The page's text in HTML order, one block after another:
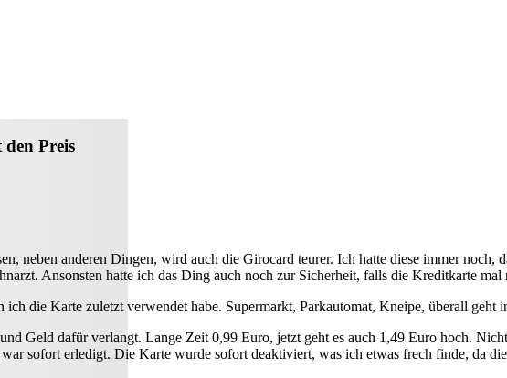
Preis
neben anderen Dingen, wird auch die Girocard teurer. Ich hatte diese immer
Ansonsten hatte ich das Ding auch noch zur Sicherheit, falls die Kreditkarte
die Karte zuletzt verwendet habe. Supermarkt, Parkautomat, Kneipe, überall
Geld dafür verlangt. Lange Zeit 0,99 Euro, jetzt geht es auch 1,49 Euro hoch.
sofort erledigt. Die Karte wurde sofort deaktiviert, was ich etwas frech finde, da